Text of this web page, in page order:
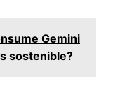
Gemini
sostenible?